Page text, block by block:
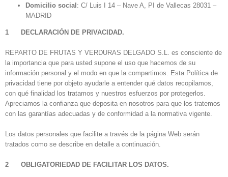
Domicilio social : C/ Luis I 14 – Nave A, PI de Vallecas 28031 –
MADRID
1 DECLARACIÓN DE PRIVACIDAD.
REPARTO DE FRUTAS Y VERDURAS DELGADO S.L. es consciente de
la importancia que para usted supone el uso que hacemos de su
información personal y el modo en que la compartimos. Esta Política de
privacidad tiene por objeto ayudarle a entender qué datos recopilamos,
con qué finalidad los tratamos y nuestros esfuerzos por protegerlos.
Apreciamos la confianza que deposita en nosotros para que los tratemos
con las garantías adecuadas y de conformidad a la normativa vigente.
Los datos personales que facilite a través de la página Web serán
tratados como se describe en detalle a continuación.
2 OBLIGATORIEDAD DE FACILITAR LOS DATOS.